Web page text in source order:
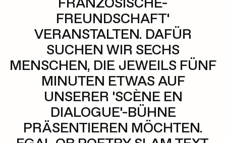
FREUNDSCHAFT'
VERANSTALTEN. DAFÜR
SUCHEN WIR SECHS
MENSCHEN, DIE JEWEILS FÜNF
MINUTEN ETWAS AUF
UNSERER 'SCÈNE EN
DIALOGUE'-BÜHNE
PRÄSENTIEREN MÖCHTEN.